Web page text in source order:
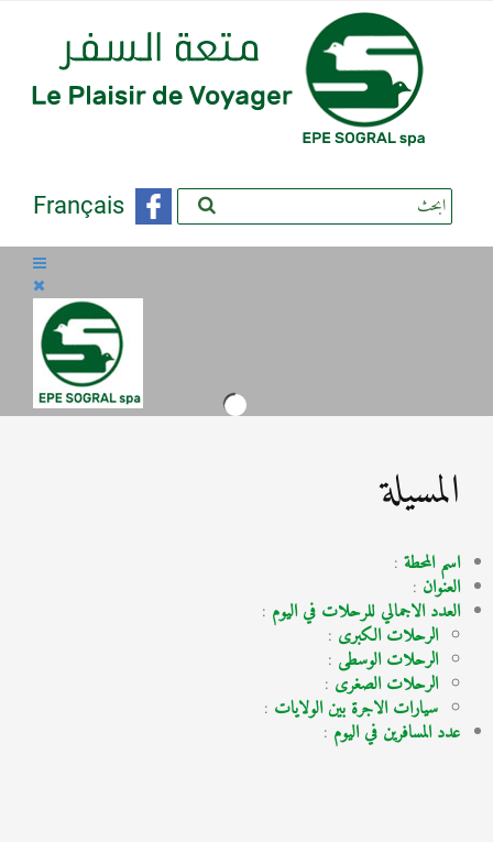
Français
المسيلة
اسم المحطة :
العنوان :
العدد الاجمالي للرحلات في اليوم :
الرحلات الكبرى :
الرحلات الوسطى :
الرحلات الصغرى :
سيارات الاجرة بين الولايات :
عدد المسافرين في اليوم :